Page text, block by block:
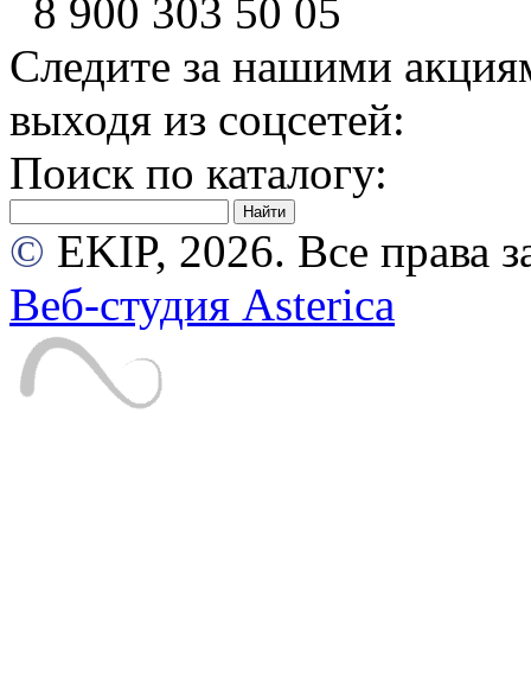
8 900 303 50 05
Следите за нашими
выходя из соцсетей:
Поиск по каталогу:
© EKIP, 2026. Все права
Веб-студия Asterica